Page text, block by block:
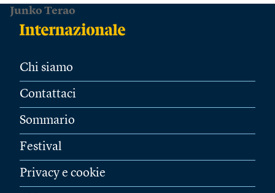
Junko Terao
Chi siamo
Contattaci
Sommario
Festival
Privacy e cookie